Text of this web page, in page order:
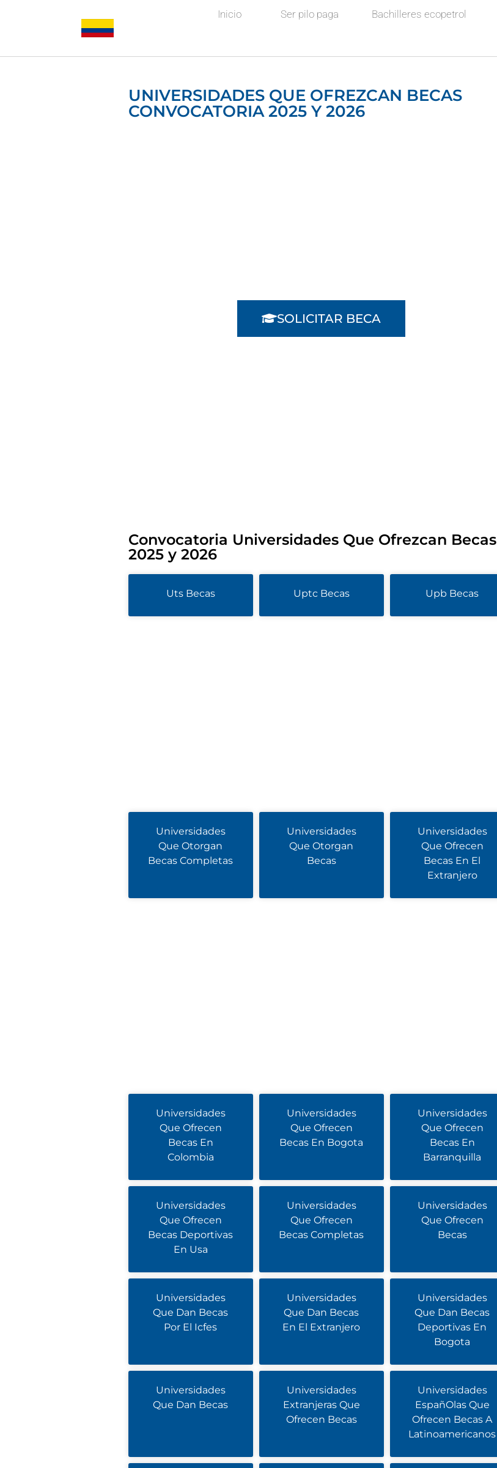
Inicio Ser pilo paga Bachilleres ecopetrol
UNIVERSIDADES QUE OFREZCAN BECAS
CONVOCATORIA 2025 Y 2026
SOLICITAR BECA
Convocatoria Universidades Que Ofrezcan Becas
2025 y 2026
Uts Becas Uptc Becas Upb Becas
Universidades
Que Otorgan
Becas Completas
Universidades
Que Otorgan
Becas
Universidades
Que Ofrecen
Becas En El
Extranjero
Universidades
Que Ofrecen
Becas En
Colombia
Universidades
Que Ofrecen
Becas En Bogota
Universidades
Que Ofrecen
Becas En
Barranquilla
Universidades
Que Ofrecen
Becas Deportivas
En Usa
Universidades
Que Ofrecen
Becas Completas
Universidades
Que Ofrecen
Becas
Universidades
Que Dan Becas
Por El Icfes
Universidades
Que Dan Becas
En El Extranjero
Universidades
Que Dan Becas
Deportivas En
Bogota
Universidades
Que Dan Becas
Universidades
Extranjeras Que
Ofrecen Becas
Universidades
EspañOlas Que
Ofrecen Becas A
Latinoamericanos